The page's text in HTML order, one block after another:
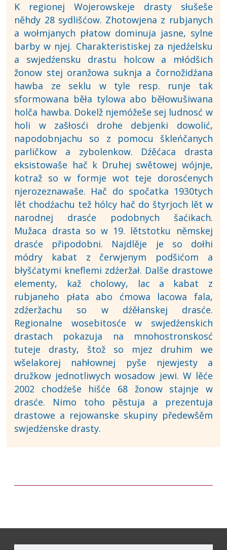
K regionej Wojerowskeje drasty słušeše
něhdy 28 sydlišćow. Zhotowjena z rubjanych
a wołmjanych płatow dominuja jasne, sylne
barby w njej. Charakteristiskej za njedźelsku
a swjedźensku drastu holcow a młódšich
žonow stej oranžowa suknja a čornožidźana
hawba ze seklu w tyle resp. runje tak
sformowana běła tylowa abo běłowušiwana
holča hawba. Dokelž njemóžeše sej ludnosć w
holi w zašłosći drohe debjenki dowolić,
napodobnjachu so z pomocu škleńčanych
parličkow a zybolenkow. Dźěćaca drasta
eksistowaše hač k Druhej swětowej wójnje,
kotraž so w formje wot teje dorosćenych
njerozeznawaše. Hač do spočatka 1930tych
lět chodźachu tež hólcy hač do štyrjoch lět w
narodnej drasće podobnych šaćikach.
Mužaca drasta so w 19. lětstotku němskej
drasće připodobni. Najdlěje je so dołhi
módry kabat z čerwjenym podšićom a
błyšćatymi kneflemi zdźeržał. Dalše drastowe
elementy, kaž cholowy, lac a kabat z
rubjaneho płata abo ćmowa lacowa fala,
zdźeržachu so w dźěłanskej drasće.
Regionalne wosebitosće w swjedźenskich
drastach pokazuja na mnohostronskosć
tuteje drasty, štož so mjez druhim we
wšelakorej nahłownej pyše njewjesty a
družkow jednotliwych wosadow jewi. W lěće
2002 chodźeše hišće 68 žonow stajnje w
drasće. Nimo toho pěstuja a prezentuja
drastowe a rejowanske skupiny předewšěm
swjedźenske drasty.